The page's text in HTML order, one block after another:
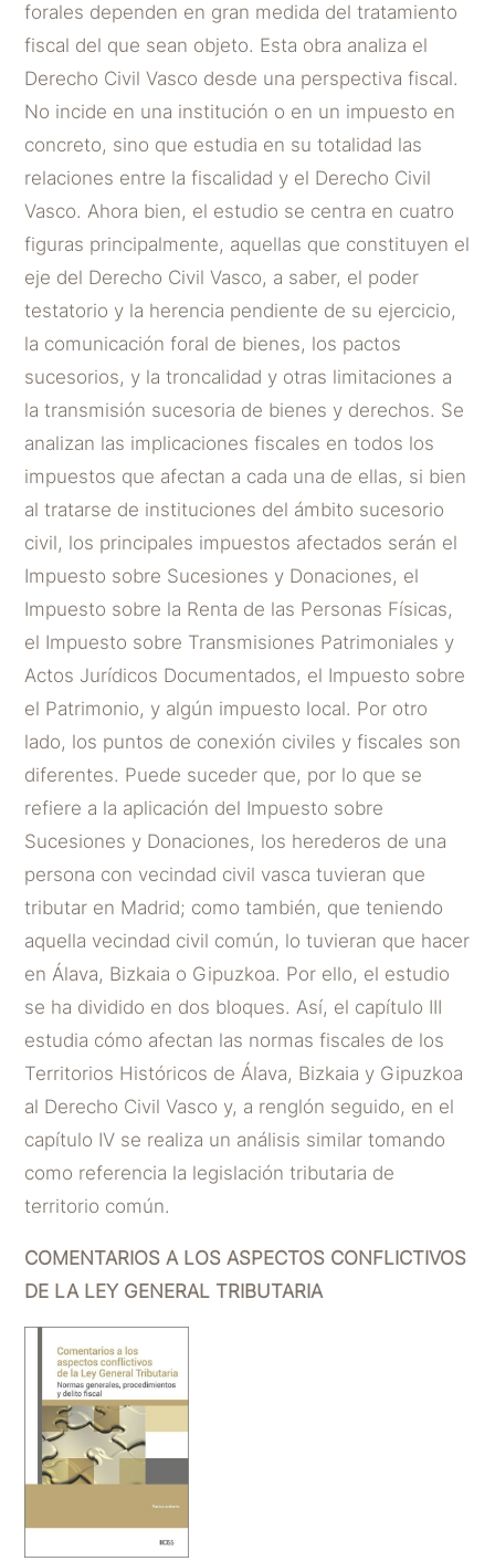
forales dependen en gran medida del tratamiento
fiscal del que sean objeto. Esta obra analiza el
Derecho Civil Vasco desde una perspectiva fiscal.
No incide en una institución o en un impuesto en
concreto, sino que estudia en su totalidad las
relaciones entre la fiscalidad y el Derecho Civil
Vasco. Ahora bien, el estudio se centra en cuatro
figuras principalmente, aquellas que constituyen el
eje del Derecho Civil Vasco, a saber, el poder
testatorio y la herencia pendiente de su ejercicio,
la comunicación foral de bienes, los pactos
sucesorios, y la troncalidad y otras limitaciones a
la transmisión sucesoria de bienes y derechos. Se
analizan las implicaciones fiscales en todos los
impuestos que afectan a cada una de ellas, si bien
al tratarse de instituciones del ámbito sucesorio
civil, los principales impuestos afectados serán el
Impuesto sobre Sucesiones y Donaciones, el
Impuesto sobre la Renta de las Personas Físicas,
el Impuesto sobre Transmisiones Patrimoniales y
Actos Jurídicos Documentados, el Impuesto sobre
el Patrimonio, y algún impuesto local. Por otro
lado, los puntos de conexión civiles y fiscales son
diferentes. Puede suceder que, por lo que se
refiere a la aplicación del Impuesto sobre
Sucesiones y Donaciones, los herederos de una
persona con vecindad civil vasca tuvieran que
tributar en Madrid; como también, que teniendo
aquella vecindad civil común, lo tuvieran que hacer
en Álava, Bizkaia o Gipuzkoa. Por ello, el estudio
se ha dividido en dos bloques. Así, el capítulo III
estudia cómo afectan las normas fiscales de los
Territorios Históricos de Álava, Bizkaia y Gipuzkoa
al Derecho Civil Vasco y, a renglón seguido, en el
capítulo IV se realiza un análisis similar tomando
como referencia la legislación tributaria de
territorio común.
COMENTARIOS A LOS ASPECTOS CONFLICTIVOS
DE LA LEY GENERAL TRIBUTARIA